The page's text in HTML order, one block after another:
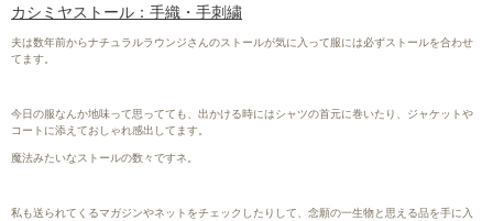
カシミヤストール：手織・手刺繍
夫は数年前からナチュラルラウンジさんのストールが気に入って服には必ずストールを合わせ
てます。
今日の服なんか地味って思ってても、出かける時にはシャツの首元に巻いたり、ジャケットや
コートに添えておしゃれ感出してます。
魔法みたいなストールの数々ですネ。
私も送られてくるマガジンやネットをチェックしたりして、念願の一生物と思える品を手に入